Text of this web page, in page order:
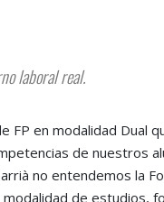
laboral real.
FP en modalidad Dual
de nuestros
no entendemos la
de estudios,